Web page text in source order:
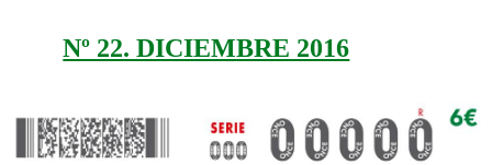
Nº 22. DICIEMBRE 2016